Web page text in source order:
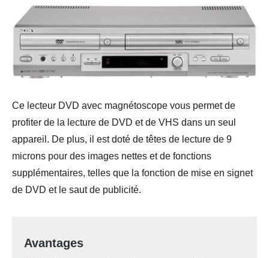
Ce lecteur DVD avec magnétoscope vous permet de
profiter de la lecture de DVD et de VHS dans un seul
appareil. De plus, il est doté de têtes de lecture de 9
microns pour des images nettes et de fonctions
supplémentaires, telles que la fonction de mise en signet
de DVD et le saut de publicité.
Avantages